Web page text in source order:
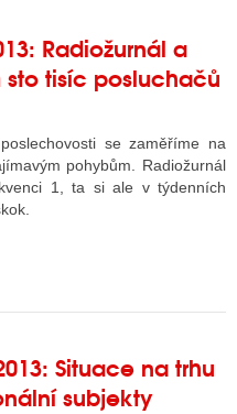
Radiožurnál a
tisíc posluchačů
se zaměříme na
pohybům. Radiožurnál
1, ta si ale v týdenních
Situace na trhu
subjekty